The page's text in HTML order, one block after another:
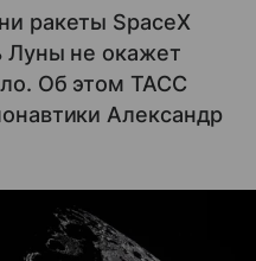
ракеты SpaceX
Луны не окажет
Об этом ТАСС
Александр